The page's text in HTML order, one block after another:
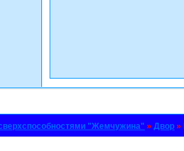
"Жемчужина" »Двор »